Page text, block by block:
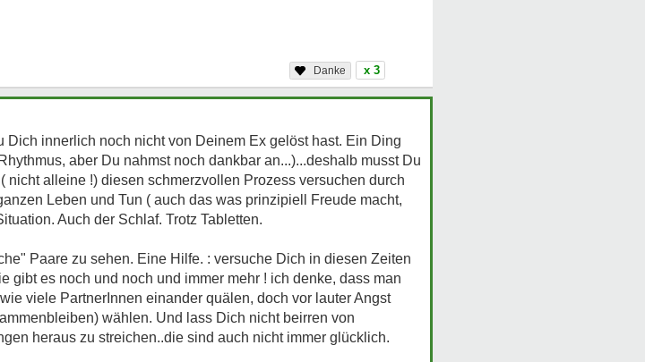
x 3
innerlich noch nicht von Deinem Ex gelöst hast. Ein Ding
aber Du nahmst noch dankbar an...)...deshalb musst Du
alleine !) diesen schmerzvollen Prozess versuchen durch
Leben und Tun ( auch das was prinzipiell Freude macht,
Auch der Schlaf. Trotz Tabletten.
Paare zu sehen. Eine Hilfe. : versuche Dich in diesen Zeiten
gibt es noch und noch und immer mehr ! ich denke, dass man
viele PartnerInnen einander quälen, doch vor lauter Angst
wählen. Und lass Dich nicht beirren von
heraus zu streichen..die sind auch nicht immer glücklich.